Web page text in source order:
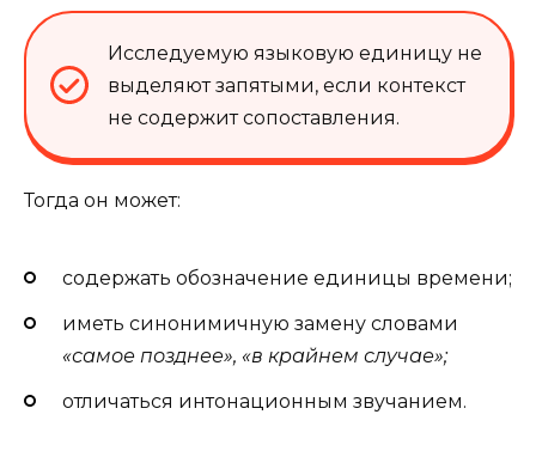
Исследуемую языковую единицу не
выделяют запятыми, если контекст
не содержит сопоставления.
Тогда он может:
содержать обозначение единицы времени;
иметь синонимичную замену словами
«самое позднее», «в крайнем случае»;
отличаться интонационным звучанием.